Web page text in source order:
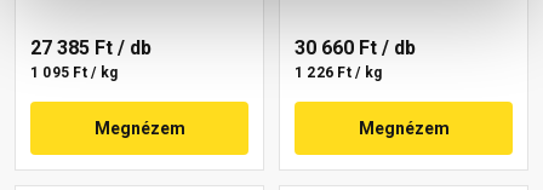
27 385 Ft / db
1 095 Ft / kg
Megnézem
30 660 Ft / db
1 226 Ft / kg
Megnézem